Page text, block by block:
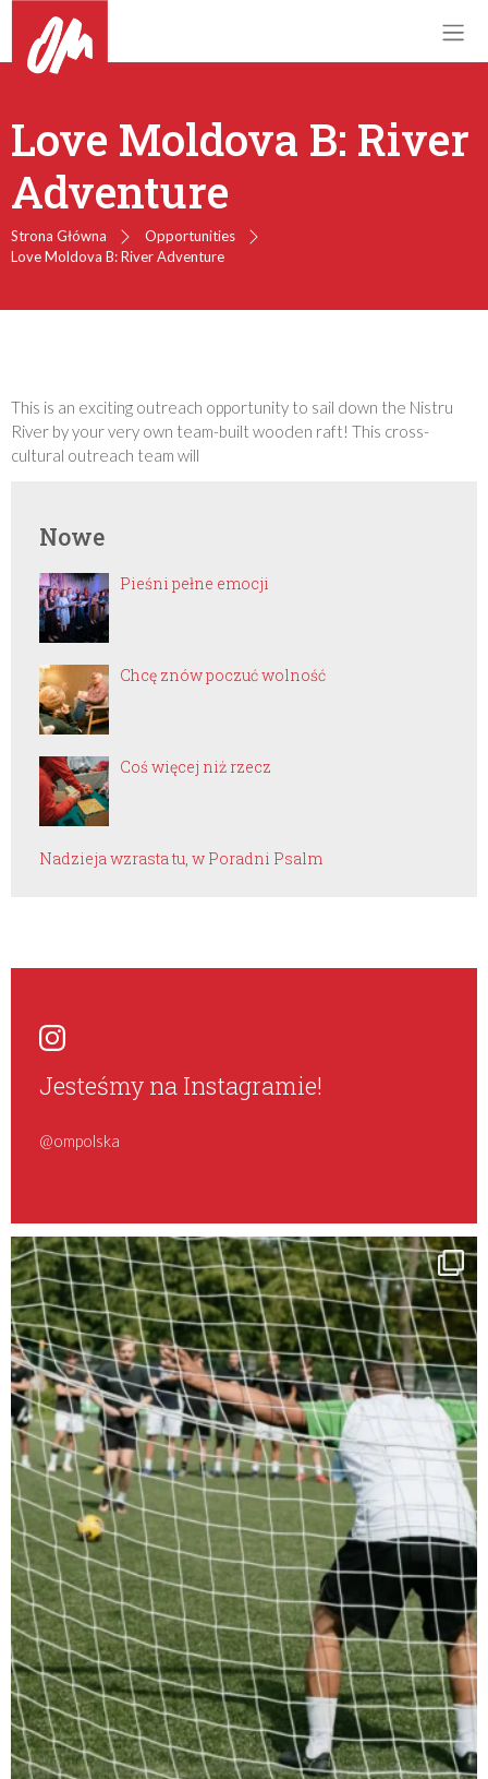
Love Moldova B: River
Adventure
Strona Główna
Opportunities
Love Moldova B: River Adventure
This is an exciting outreach opportunity to sail down the Nistru
River by your very own team-built wooden raft! This cross-
cultural outreach team will
Nowe
Pieśni pełne emocji
Chcę znów poczuć wolność
Coś więcej niż rzecz
Nadzieja wzrasta tu, w Poradni Psalm
Jesteśmy na Instagramie!
@ompolska